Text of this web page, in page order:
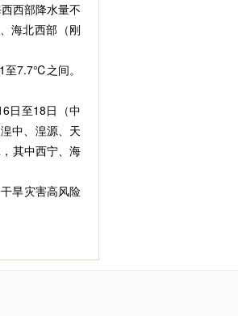
西部降水量不
海北西部（刚
7.7℃之间。
日至18日（中
中、湟源、天
其中西宁、海
旱灾害高风险